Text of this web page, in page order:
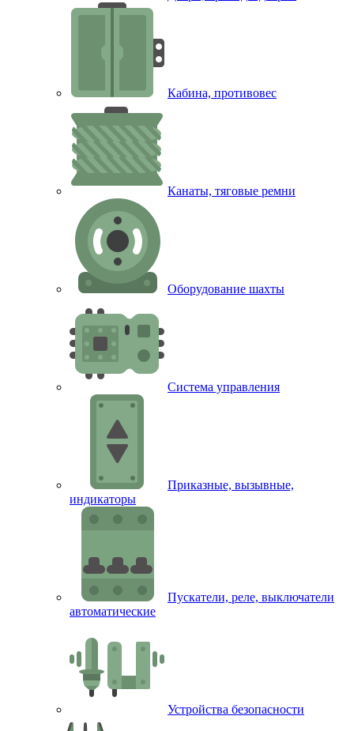
Кабина, противовес
Канаты, тяговые ремни
Оборудование шахты
Система управления
Приказные, вызывные,
индикаторы
Пускатели, реле, выключатели
автоматические
Устройства безопасности